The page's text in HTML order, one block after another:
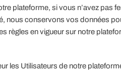
plateforme, si vous n’avez pas
nous conservons vos données
règles en vigueur sur notre
les Utilisateurs de notre